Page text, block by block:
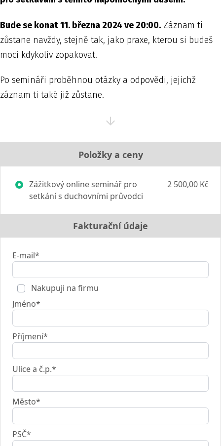
Bude se konat 11. března 2024 ve 20:00. Záznam ti
zůstane navždy, stejně tak, jako praxe, kterou si budeš
moci kdykoliv zopakovat.
Po semináři proběhnou otázky a odpovědi, jejichž
záznam ti také již zůstane.
Položky a ceny
Zážitkový online seminář pro
setkání s duchovními průvodci
2 500,00 Kč
Fakturační údaje
E-mail*
Nakupuji na firmu
Jméno*
Příjmení*
Ulice a č.p.*
Město*
PSČ*